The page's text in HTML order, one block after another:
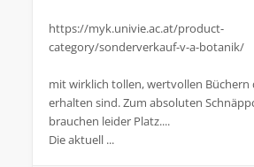
https://myk.univie.ac.at/product-
category/sonderverkauf-v-a-botanik/
mit wirklich tollen, wertvollen Büchern
erhalten sind. Zum absoluten
brauchen leider Platz....
Die aktuell ...